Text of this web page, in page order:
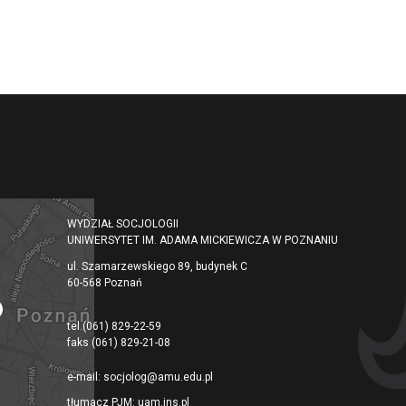
WYDZIAŁ SOCJOLOGII
UNIWERSYTET IM. ADAMA MICKIEWICZA W POZNANIU
ul. Szamarzewskiego 89, budynek C
60-568 Poznań
tel.(061) 829-22-59
faks (061) 829-21-08
e-mail: socjolog@amu.edu.pl
tłumacz PJM: uam.jns.pl